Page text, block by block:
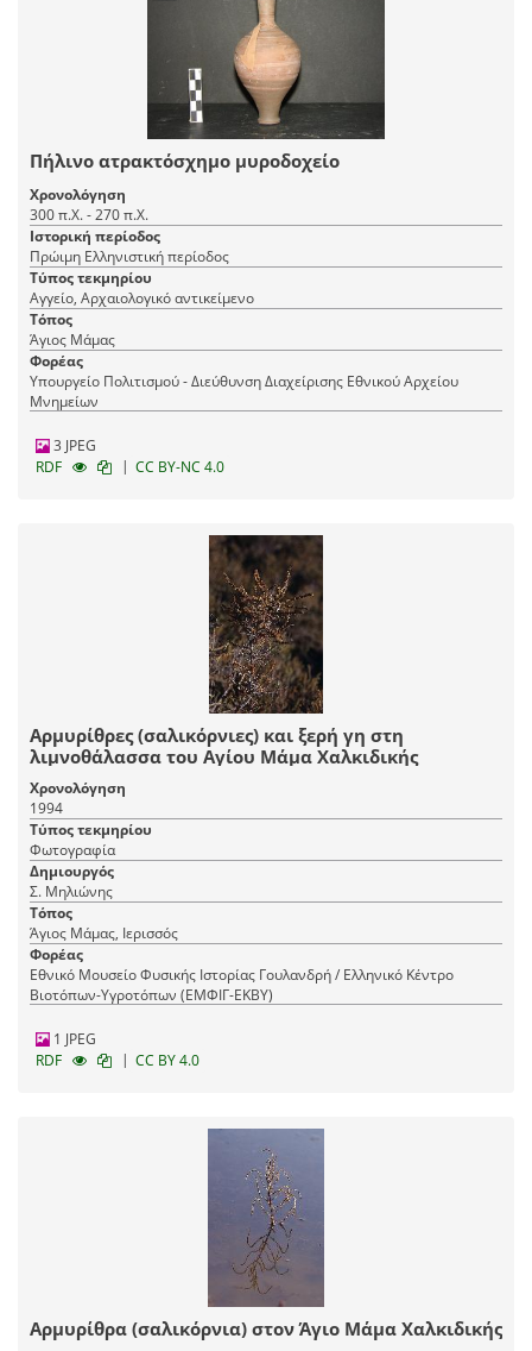
Πήλινο ατρακτόσχημο μυροδοχείο
Χρονολόγηση
300 π.Χ. - 270 π.Χ.
Ιστορική περίοδος
Πρώιμη Ελληνιστική περίοδος
Τύπος τεκμηρίου
Αγγείο, Αρχαιολογικό αντικείμενο
Τόπος
Άγιος Μάμας
Φορέας
Υπουργείο Πολιτισμού - Διεύθυνση Διαχείρισης Εθνικού Αρχείου
Μνημείων
3 JPEG
RDF
| CC BY-NC 4.0
Αρμυρίθρες (σαλικόρνιες) και ξερή γη στη
λιμνοθάλασσα του Αγίου Μάμα Χαλκιδικής
Χρονολόγηση
1994
Τύπος τεκμηρίου
Φωτογραφία
Δημιουργός
Σ. Μηλιώνης
Τόπος
Άγιος Μάμας, Ιερισσός
Φορέας
Εθνικό Μουσείο Φυσικής Ιστορίας Γουλανδρή / Ελληνικό Κέντρο
Βιοτόπων-Υγροτόπων (ΕΜΦΙΓ-ΕΚΒΥ)
1 JPEG
RDF
| CC BY 4.0
Αρμυρίθρα (σαλικόρνια) στον Άγιο Μάμα Χαλκιδικής